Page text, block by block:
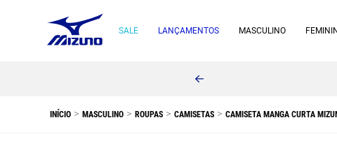
SALE LANÇAMENTOS MASCULINO
MASCULINO ROUPAS CAMISETAS CAMISETA MANGA CURTA